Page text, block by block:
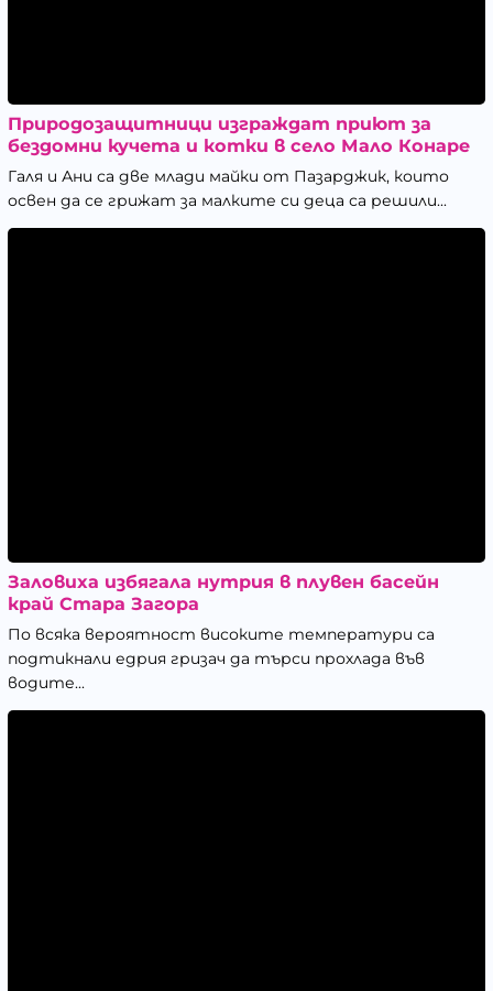
Природозащитници изграждат приют за
бездомни кучета и котки в село Мало Конаре
Галя и Ани са две млади майки от Пазарджик, които
освен да се грижат за малките си деца са решили...
Заловиха избягала нутрия в плувен басейн
край Стара Загора
По всяка вероятност високите температури са
подтикнали едрия гризач да търси прохлада във
водите...